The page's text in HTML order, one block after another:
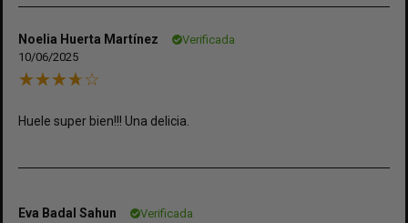
Noelia Huerta Martínez
Verificada
10/06/2025
Huele super bien!!! Una delicia.
Eva Badal Sahun
Verificada